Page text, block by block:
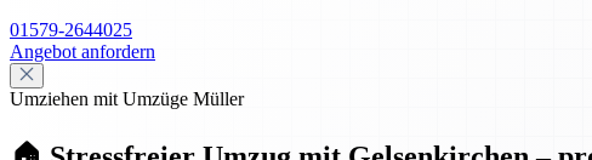
01579-2644025
Angebot anfordern
Umziehen mit Umzüge Müller